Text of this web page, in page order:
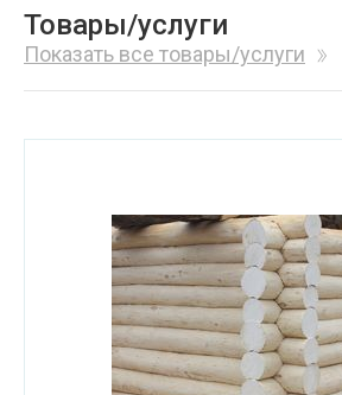
Товары/услуги
Показать все товары/услуги